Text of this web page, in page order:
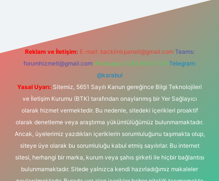
Reklam ve İletişim: E-mail: backlinkpaneli@gmail.com Teams:
forumhizmeti@gmail.com Whatsapp: 0262 606 0 726 Telegram:
@karabul
Yasal Uyarı: Sitemiz, 5651 Sayılı Kanun gereğince Bilgi Teknolojileri
ve İletişim Kurumu (BTK) tarafından onaylanmış bir Yer Sağlayıcı
olarak hizmet vermektedir. Bu nedenle, sitedeki içerikleri proaktif
olarak denetleme veya araştırma yükümlülüğümüz bulunmamaktadır.
Ancak, üyelerimiz yazdıkları içeriklerin sorumluluğunu taşımakta olup,
siteye üye olarak bu sorumluluğu kabul etmiş sayılırlar. Bu internet
sitesi, herhangi bir marka, kurum veya şahıs şirketi ile hiçbir bağlantısı
bulunmamaktadır. Sitede yalnızca kendi hazırladığımız makaleler